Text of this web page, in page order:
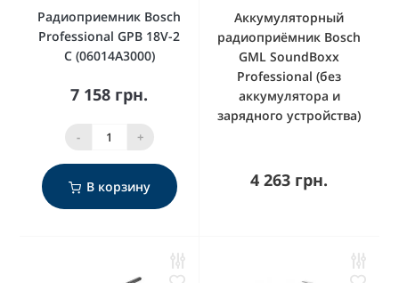
Радиоприемник Bosch
Professional GPB 18V-2
C (06014A3000)
7 158 грн.
- +
В корзину
Аккумуляторный
радиоприёмник Bosch
GML SoundBoxx
Professional (без
аккумулятора и
зарядного устройства)
4 263 грн.